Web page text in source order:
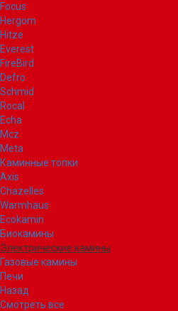
Focus
Hergom
Hitze
Everest
FireBird
Defro
Schmid
Rocal
Echa
Mcz
Meta
Каминные топки
Axis
Chazelles
Warmhaus
Ecokamin
Биокамины
Электрические камины
Газовые камины
Печи
Назад
Смотреть все